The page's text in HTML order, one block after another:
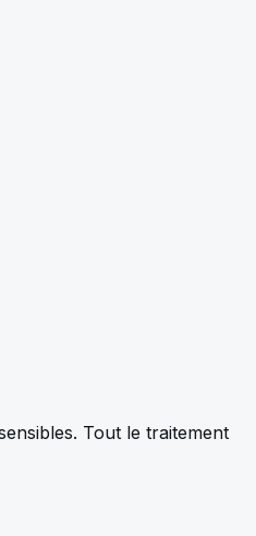
Tout le traitement